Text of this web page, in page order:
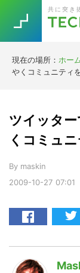
primary
navigation
main
content
primary
sidebar
footer
共に突き
現在の場所： ホー
やくコミュニティ
2009-10-27 07:01
ツイッタ
くコミュ
By maskin
TOPICS
RE:LIFE
Re:Work
AI
[Startup]
[Voice
[YouTube]
Trend
5G